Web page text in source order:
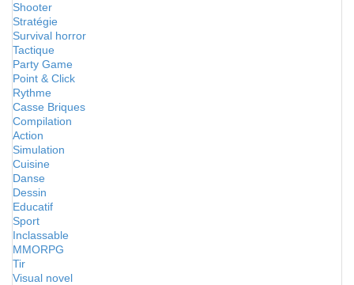
Shooter
Stratégie
Survival horror
Tactique
Party Game
Point & Click
Rythme
Casse Briques
Compilation
Action
Simulation
Cuisine
Danse
Dessin
Educatif
Sport
Inclassable
MMORPG
Tir
Visual novel